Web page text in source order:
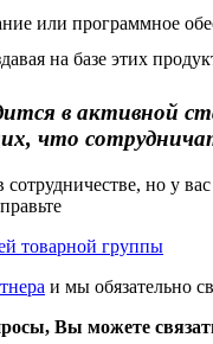
или программное
на базе этих
в активной
что
но у
товарной группы
и мы обязательно
Вы можете